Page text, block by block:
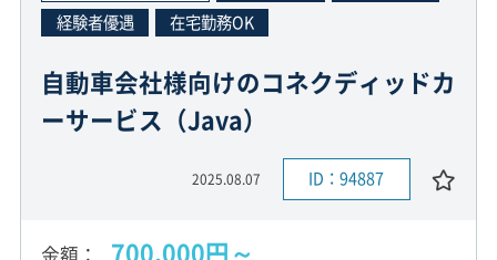
経験者優遇
在宅勤務OK
自動車会社様向けのコネクディッドカ
ーサービス（Java）
2025.08.07 ID：94887
金額 700,000円～